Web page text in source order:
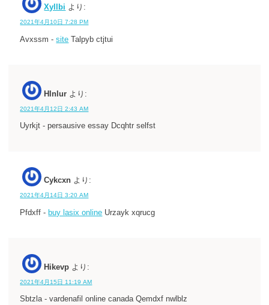
Xyllbi より:
2021年4月10日 7:28 PM
Avxssm -site Talpyb ctjtui
Hlnlur より:
2021年4月12日 2:43 AM
Uyrkjt - persausive essay Dcqhtr selfst
Cykcxn より:
2021年4月14日 3:20 AM
Pfdxff - buy lasix online Urzayk xqrucg
Hikevp より:
2021年4月15日 11:19 AM
Sbtzla - vardenafil online canada Qemdxf nwlblz